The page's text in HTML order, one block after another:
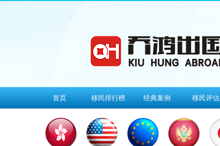
首页 移民排行榜 经典案例 移民评估